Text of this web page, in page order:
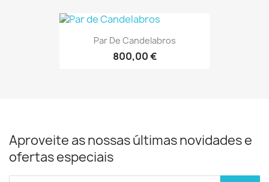
Par De Candelabros
800,00 €
Aproveite as nossas últimas novidades e
ofertas especiais